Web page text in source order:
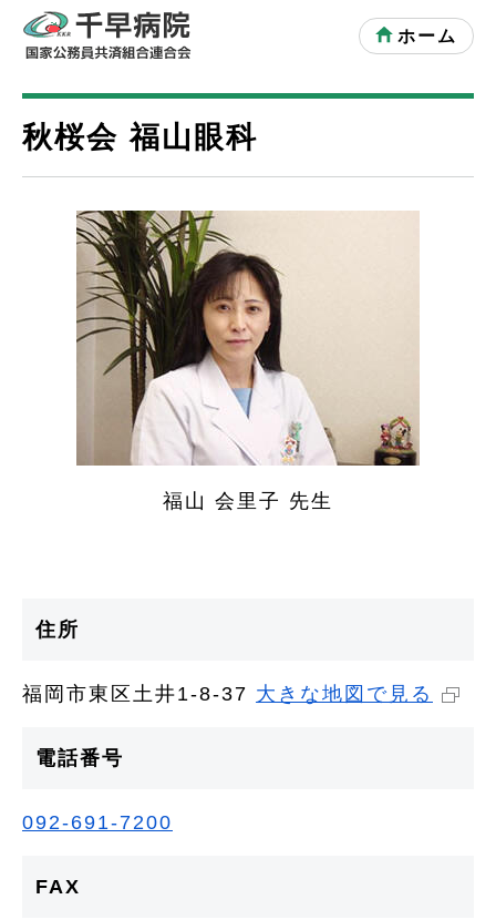
ホーム
秋桜会 福山眼科
福山 会里子 先生
住所
福岡市東区土井1-8-37 大きな地図で見る
電話番号
092-691-7200
FAX